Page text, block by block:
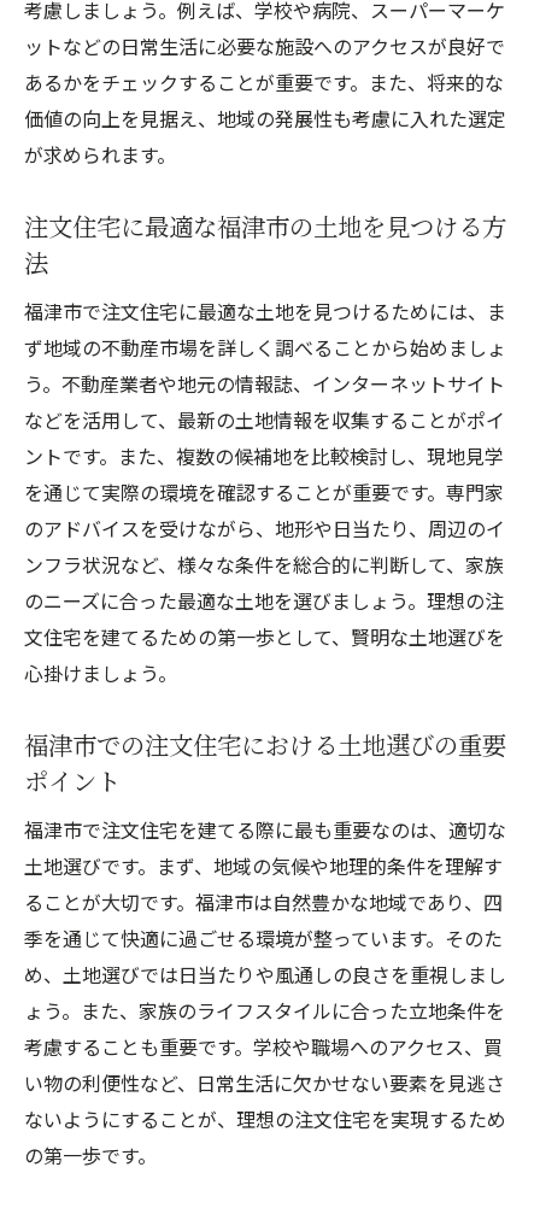
ップ
考慮しましょう。例えば、学校や病院、スーパーマーケ
ットなどの日常生活に必要な施設へのアクセスが良好で
あるかをチェックすることが重要です。また、将来的な
価値の向上を見据え、地域の発展性も考慮に入れた選定
が求められます。
注文住宅に最適な福津市の土地を見つける方
法
福津市で注文住宅に最適な土地を見つけるためには、ま
ず地域の不動産市場を詳しく調べることから始めましょ
う。不動産業者や地元の情報誌、インターネットサイト
などを活用して、最新の土地情報を収集することがポイ
ントです。また、複数の候補地を比較検討し、現地見学
を通じて実際の環境を確認することが重要です。専門家
のアドバイスを受けながら、地形や日当たり、周辺のイ
ンフラ状況など、様々な条件を総合的に判断して、家族
のニーズに合った最適な土地を選びましょう。理想の注
文住宅を建てるための第一歩として、賢明な土地選びを
心掛けましょう。
福津市での注文住宅における土地選びの重要
ポイント
福津市で注文住宅を建てる際に最も重要なのは、適切な
土地選びです。まず、地域の気候や地理的条件を理解す
ることが大切です。福津市は自然豊かな地域であり、四
季を通じて快適に過ごせる環境が整っています。そのた
め、土地選びでは日当たりや風通しの良さを重視しまし
ょう。また、家族のライフスタイルに合った立地条件を
考慮することも重要です。学校や職場へのアクセス、買
い物の利便性など、日常生活に欠かせない要素を見逃さ
ないようにすることが、理想の注文住宅を実現するため
の第一歩です。